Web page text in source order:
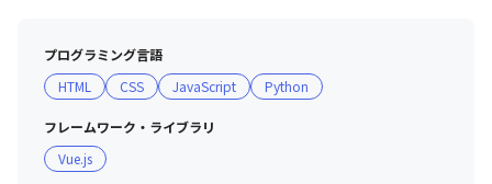
■ 教育支援制度
・育成制度、資格取得支援制度、キャリアアップ制度が充
実しています
・入社後もスキルアップできる環境を徹底し、社員の成長
への投資を惜しみません
プログラミング言語
HTML
CSS JavaScript Python
フレームワーク・ライブラリ
Vue.js